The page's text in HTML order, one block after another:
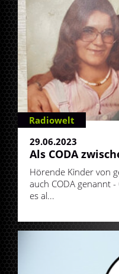
Radiowelt
29.06.2023
Als CODA
Hörende Kinder von
auch CODA genannt
es al...